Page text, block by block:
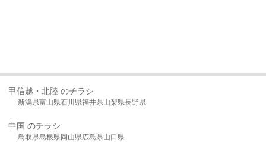
甲信越・北陸 のチラシ
新潟県富山県石川県福井県山梨県長野県
中国 のチラシ
鳥取県島根県岡山県広島県山口県